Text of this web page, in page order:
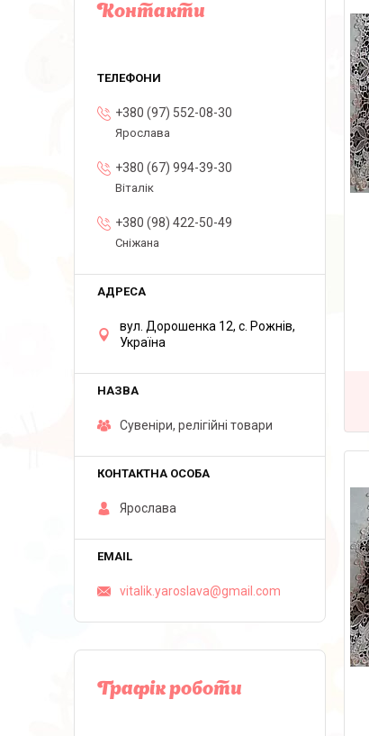
Контакти
+380 (97) 552-08-30
Ярослава
+380 (67) 994-39-30
Віталік
+380 (98) 422-50-49
Сніжана
вул. Дорошенка 12, с. Рожнів,
Україна
Сувеніри, релігійні товари
Ярослава
vitalik.yaroslava@gmail.com
Графік роботи